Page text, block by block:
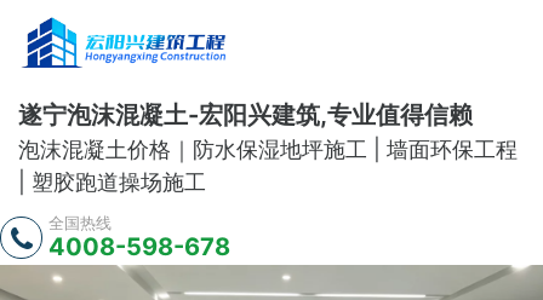
遂宁泡沫混凝土-宏阳兴建筑,专业值得信赖
泡沫混凝土价格｜防水保湿地坪施工 | 墙面环保工程
| 塑胶跑道操场施工
全国热线
4008-598-678